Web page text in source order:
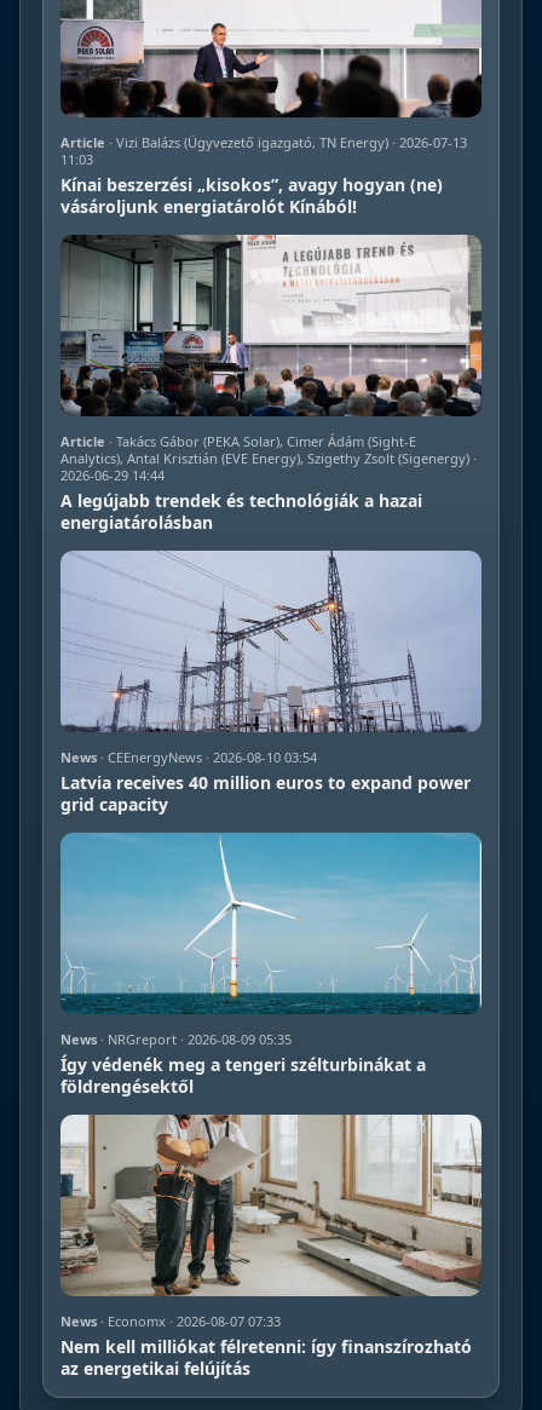
Article · Vizi Balázs (Ügyvezető igazgató, TN Energy) · 2026-07-13
11:03
Kínai beszerzési „kisokos”, avagy hogyan (ne)
vásároljunk energiatárolót Kínából!
Article · Takács Gábor (PEKA Solar), Cimer Ádám (Sight-E
Analytics), Antal Krisztián (EVE Energy), Szigethy Zsolt (Sigenergy) ·
2026-06-29 14:44
A legújabb trendek és technológiák a hazai
energiatárolásban
News · CEEnergyNews · 2026-08-10 03:54
Latvia receives 40 million euros to expand power
grid capacity
News · NRGreport · 2026-08-09 05:35
Így védenék meg a tengeri szélturbinákat a
földrengésektől
News · Economx · 2026-08-07 07:33
Nem kell milliókat félretenni: így finanszírozható
az energetikai felújítás